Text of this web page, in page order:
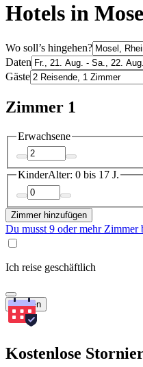
Hotels in
Wo soll’s hingehen?
Daten
Gäste
Zimmer 1
Erwachsene
KinderAlter: 0 bis 17 J.
Zimmer hinzufügen
Du musst 9 oder mehr Zimmer
Ich reise geschäftlich
Suchen
Kostenlose